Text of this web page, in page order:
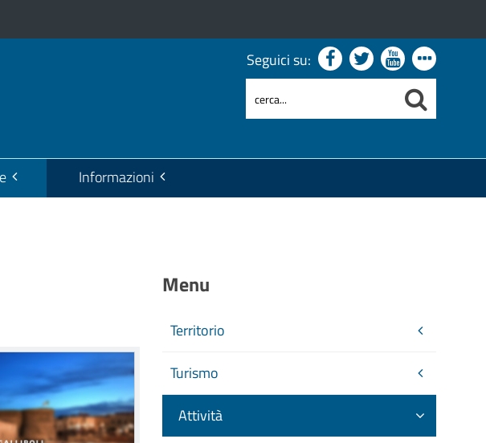
Seguici su:
Informazioni
Menu
Territorio
Turismo
Attività